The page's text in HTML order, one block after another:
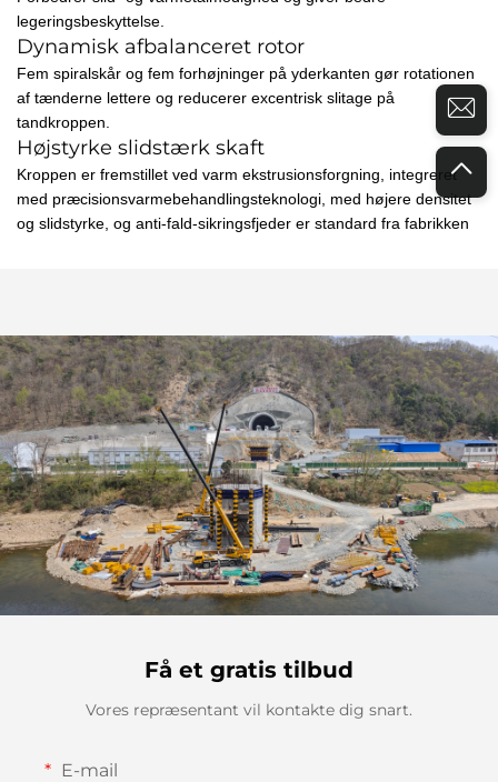
legeringsbeskyttelse.
Dynamisk afbalanceret rotor
Fem spiralskår og fem forhøjninger på yderkanten gør rotationen
af tænderne lettere og reducerer excentrisk slitage på
tandkroppen.
Højstyrke slidstærk skaft
Kroppen er fremstillet ved varm ekstrusionsforgning, integreret
med præcisionsvarmebehandlingsteknologi, med højere densitet
og slidstyrke, og anti-fald-sikringsfjeder er standard fra fabrikken
Få et gratis tilbud
Vores repræsentant vil kontakte dig snart.
E-mail